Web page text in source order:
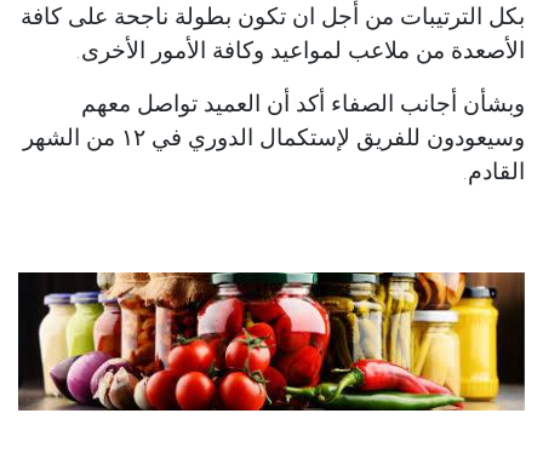
بكل الترتيبات من أجل ان تكون بطولة ناجحة على كافة
الأصعدة من ملاعب لمواعيد وكافة الأمور الأخرى.
وبشأن أجانب الصفاء أكد أن العميد تواصل معهم
وسيعودون للفريق لإستكمال الدوري في ١٢ من الشهر
القادم.